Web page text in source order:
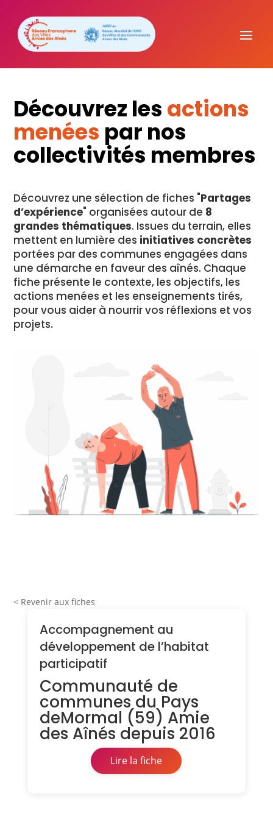
Découvrez les actions
menées par nos
collectivités membres
Découvrez une sélection de fiches "Partages
d’expérience" organisées autour de 8
grandes thématiques. Issues du terrain, elles
mettent en lumière des initiatives concrètes
portées par des communes engagées dans
une démarche en faveur des aînés. Chaque
fiche présente le contexte, les objectifs, les
actions menées et les enseignements tirés,
pour vous aider à nourrir vos réflexions et vos
projets.
< Revenir aux fiches
Accompagnement au
développement de l’habitat
participatif
Communauté de
communes du Pays
deMormal (59) Amie
des Aînés depuis 2016
Lire la fiche